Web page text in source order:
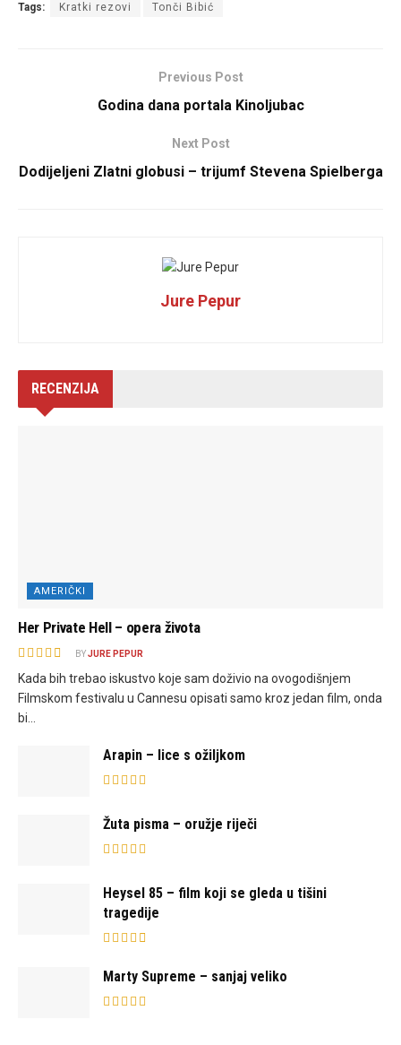
Tags: Kratki rezovi Tonči Bibić
Previous Post
Godina dana portala Kinoljubac
Next Post
Dodijeljeni Zlatni globusi – trijumf Stevena Spielberga
Jure Pepur
RECENZIJA
AMERIČKI
Her Private Hell – opera života
BYJURE PEPUR
Kada bih trebao iskustvo koje sam doživio na ovogodišnjem
Filmskom festivalu u Cannesu opisati samo kroz jedan film, onda
bi...
Arapin – lice s ožiljkom
Žuta pisma – oružje riječi
Heysel 85 – film koji se gleda u tišini
tragedije
Marty Supreme – sanjaj veliko